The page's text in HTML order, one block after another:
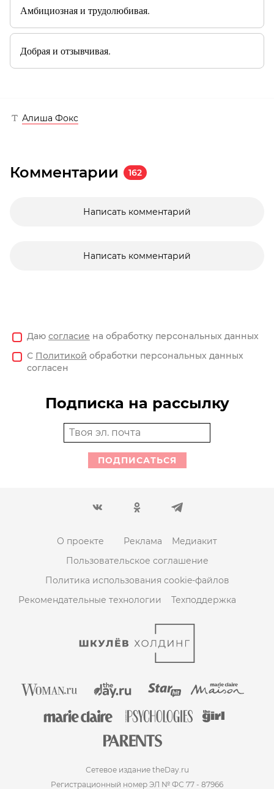
Амбициозная и трудолюбивая.
Добрая и отзывчивая.
Алиша Фокс
Комментарии 162
Написать комментарий
Написать комментарий
Даю согласие на обработку персональных данных
С Политикой обработки персональных данных
согласен
Подписка на рассылку
ПОДПИСАТЬСЯ
О проекте Реклама
Медиакит
Пользовательское соглашение
Политика использования cookie-файлов
Рекомендательные технологии
Техподдержка
Сетевое издание theDay.ru
Регистрационный номер ЭЛ № ФС 77 - 87966